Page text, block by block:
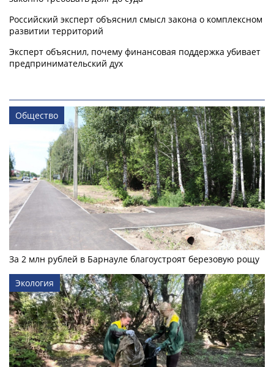
Российский эксперт объяснил смысл закона о комплексном
развитии территорий
Эксперт объяснил, почему финансовая поддержка убивает
предпринимательский дух
Общество
За 2 млн рублей в Барнауле благоустроят березовую рощу
Экология